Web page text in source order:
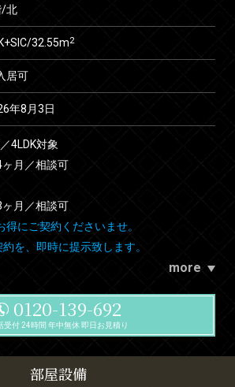
/北
32.55m2
居可
年8月3日
4LDK対象
月／相談可
月／相談可
得にご契約くださいませ。
を、即時に提示致します。
more
0120-139-692
受付 24時間 年中無休 即日お見積り
部屋設備